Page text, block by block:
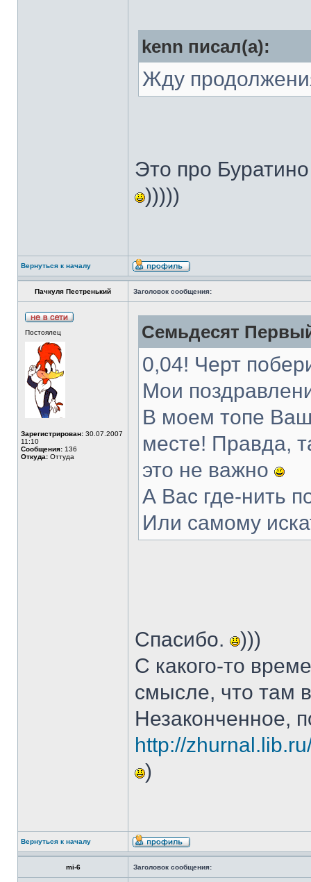
kenn писал(а):
Жду
Это про
)))))
Вернуться к началу
Пачкуля Пестренький Заголовок сообщения:
Постоялец
Зарегистрирован: 30.07.2007
11:10
Сообщения: 136
Откуда: Оттуда
Семьдесят
0,04! Черт
Мои
В моем топе Ваш
месте! Правда,
это не важно
А Вас где-нить
Или самому
Спасибо.
)))
С какого-то
смысле, что там
Незаконченное,
http://
)
Вернуться к началу
mi-6 Заголовок сообщения: